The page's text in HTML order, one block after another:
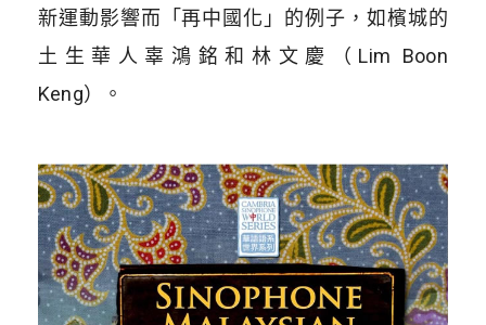
新運動影響而「再中國化」的例子，如檳城的
土生華人辜鴻銘和林文慶（Lim Boon
Keng）。